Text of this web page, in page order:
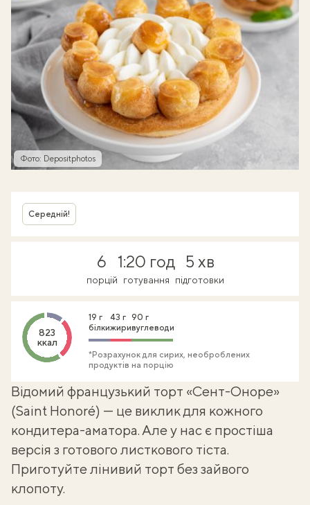
Фото: Depositphotos
Середній!
6
порцій
1:20 год
готування
5 хв
підготовки
823
ккал
19 г
білки
43 г
жири
90 г
вуглеводи
*Розрахунок для сирих, необроблених
продуктів на порцію
Відомий французький торт «Сент-Оноре»
(Saint Honoré) — це виклик для кожного
кондитера-аматора. Але у нас є простіша
версія з готового листкового тіста.
Приготуйтелінивий торт без зайвого
клопоту.